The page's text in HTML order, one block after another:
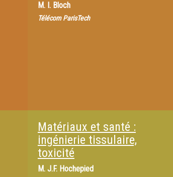
M. I. Bloch
Télécom ParisTech
Matériaux et santé :
ingénierie tissulaire,
toxicité
M. J.F. Hochepied